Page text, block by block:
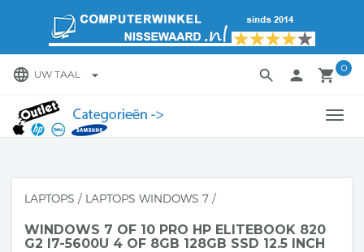
language UW TAAL arrow_drop_down local_grocery_store 0
search person
LAPTOPS / LAPTOPS WINDOWS 7 /
WINDOWS 7 OF 10 PRO HP ELITEBOOK 820
G2 I7-5600U 4 OF 8GB 128GB SSD 12.5 INCH